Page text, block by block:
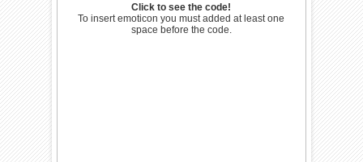
Click to see the code!
To insert emoticon you must added at least one
space before the code.